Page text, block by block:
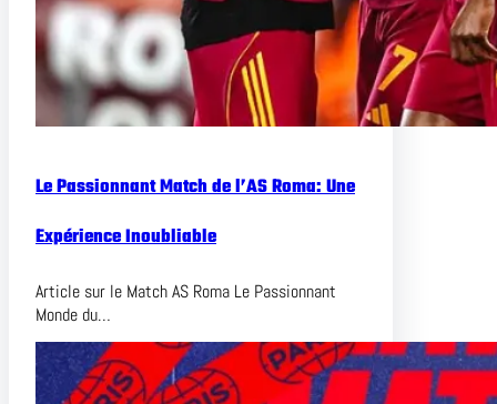
Le Passionnant Match de l’AS Roma: Une
Expérience Inoubliable
Article sur le Match AS Roma Le Passionnant
Monde du…